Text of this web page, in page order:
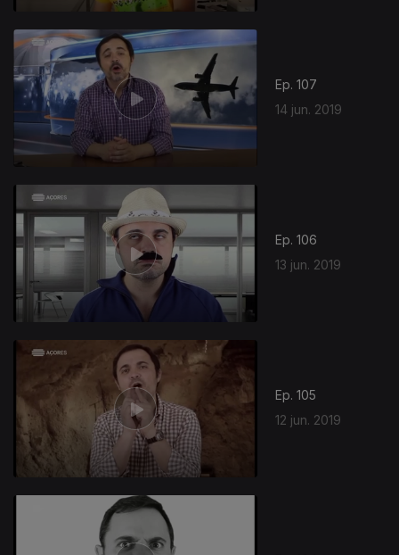
Ep. 107
14 jun. 2019
Ep. 106
13 jun. 2019
Ep. 105
12 jun. 2019